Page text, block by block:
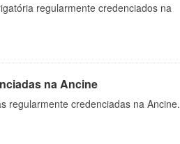
regularmente credenciados na
na Ancine
regularmente credenciadas na Ancine.